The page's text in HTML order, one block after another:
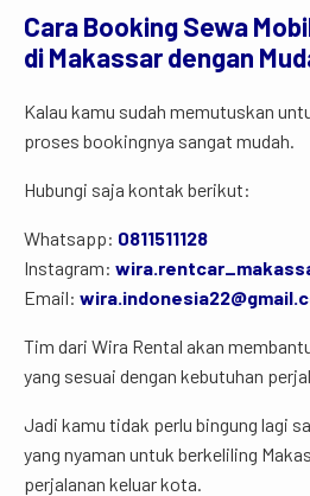
CaraBookingSewa
diMakassardengan
Kalau kamu sudah memutuskan
proses bookingnya sangat mudah.
Hubungi saja kontak berikut:
Whatsapp: 0811511128
Instagram:
Email:
Tim dari Wira Rental akan
yang sesuai dengan kebutuhan
Jadi kamu tidak perlu bingung lagi
yang nyaman untuk berkeliling
perjalanan keluar kota.